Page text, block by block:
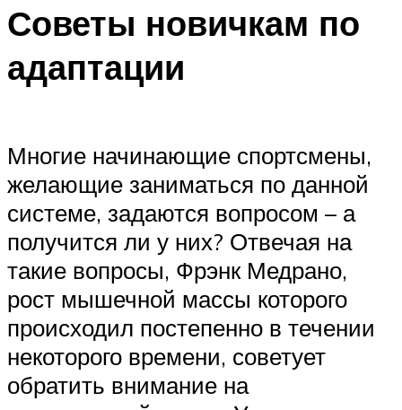
Советы новичкам по
адаптации
Многие начинающие спортсмены,
желающие заниматься по данной
системе, задаются вопросом – а
получится ли у них? Отвечая на
такие вопросы, Фрэнк Медрано,
рост мышечной массы которого
происходил постепенно в течении
некоторого времени, советует
обратить внимание на